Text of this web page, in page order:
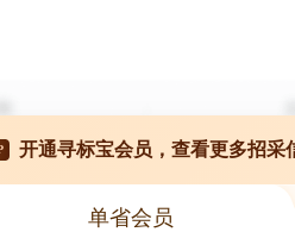
开通寻标宝会员，查看更多招采
单省会员